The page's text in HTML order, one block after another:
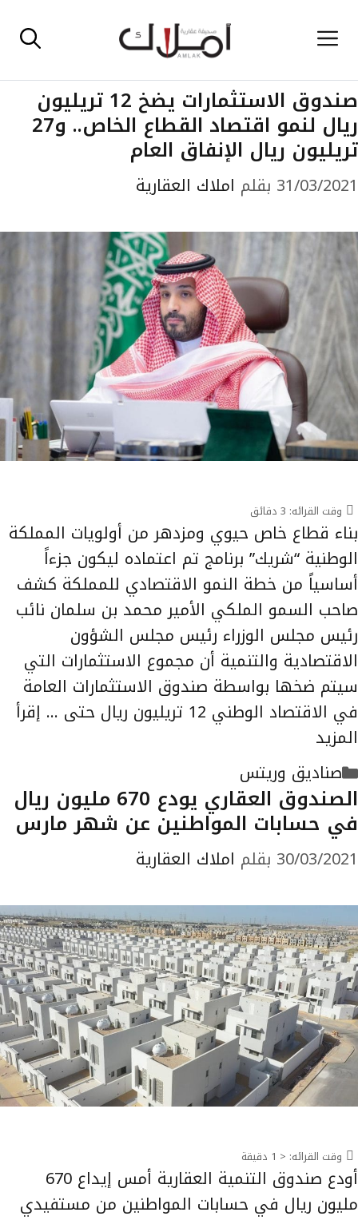
إلى القائمة
صندوق الاستثمارات يضخ 12 تريليون
ريال لنمو اقتصاد القطاع الخاص.. و27
تريليون ريال الإنفاق العام
31/03/2021 بقلم املاك العقارية
وقت القرائه: 3 دقائق
بناء قطاع خاص حيوي ومزدهر من أولويات المملكة
الوطنية “شريك” برنامج تم اعتماده ليكون جزءاً
أساسياً من خطة النمو الاقتصادي للمملكة كشف
صاحب السمو الملكي الأمير محمد بن سلمان نائب
رئيس مجلس الوزراء رئيس مجلس الشؤون
الاقتصادية والتنمية أن مجموع الاستثمارات التي
سيتم ضخها بواسطة صندوق الاستثمارات العامة
في الاقتصاد الوطني 12 تريليون ريال حتى …
إقرأ
المزيد
التصنيفات
صناديق وريتس
الصندوق العقاري يودع 670 مليون ريال
في حسابات المواطنين عن شهر مارس
30/03/2021 بقلم املاك العقارية
وقت القرائه: < 1 دقيقة
أودع صندوق التنمية العقارية أمس إيداع 670
مليون ريال في حسابات المواطنين من مستفيدي